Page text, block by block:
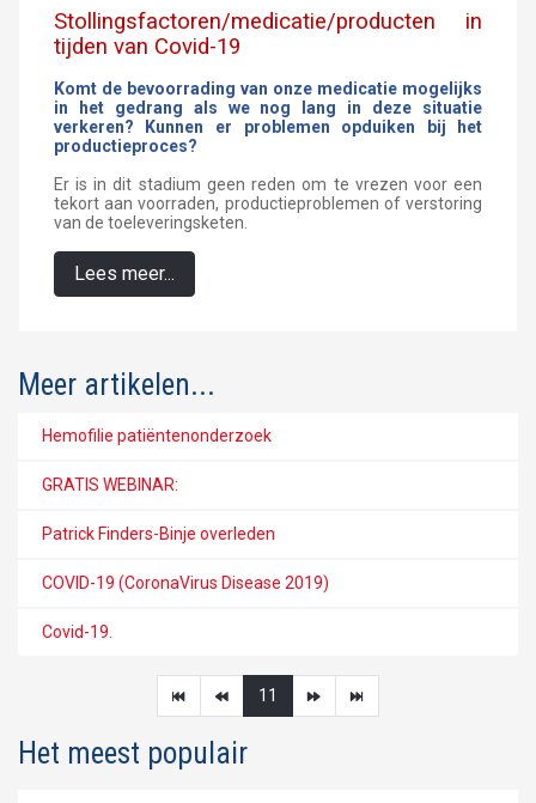
Stollingsfactoren/medicatie/producten in
tijden van Covid-19
Komt de bevoorrading van onze medicatie mogelijks
in het gedrang als we nog lang in deze situatie
verkeren? Kunnen er problemen opduiken bij het
productieproces?
Er is in dit stadium geen reden om te vrezen voor een
tekort aan voorraden, productieproblemen of verstoring
van de toeleveringsketen.
Lees meer...
Meer artikelen...
Hemofilie patiëntenonderzoek
GRATIS WEBINAR:
Patrick Finders-Binje overleden
COVID-19 (CoronaVirus Disease 2019)
Covid-19.
11
Het meest populair